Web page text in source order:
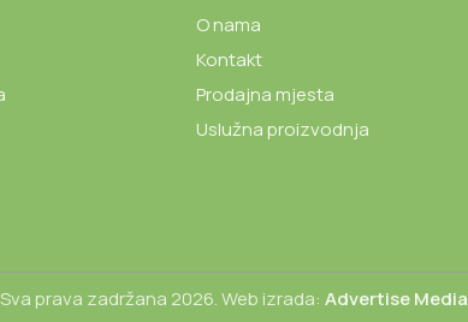
O nama
Kontakt
Prodajna mjesta
Uslužna proizvodnja
prava zadržana 2026. Web izrada: Advertise Media